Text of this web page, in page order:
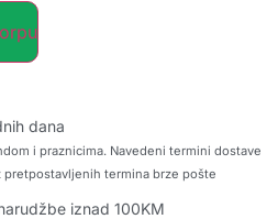
dana
i praznicima. Navedeni termini dostave
termina brze pošte
iznad 100KM